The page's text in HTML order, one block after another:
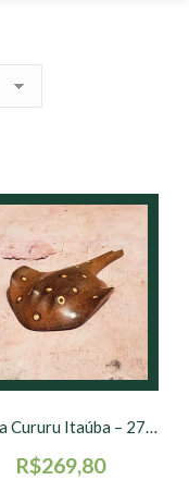
Arraia Cururu Itaúba – 27 x 15 cm
R$269,80